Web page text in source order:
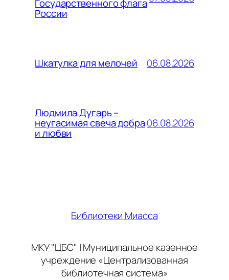
Государственного флага
России
Шкатулка для мелочей 06.08.2026
Людмила Дугарь –
неугасимая свеча добра
и любви
06.08.2026
Библиотеки Миасса
МКУ "ЦБС" | Муниципальное казенное
учреждение «Централизованная
библиотечная система»